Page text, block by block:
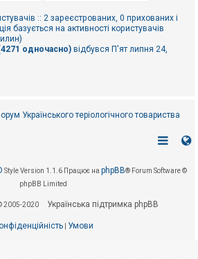
:: 2 зареєстрованих, 0 прихованих і
базується на активності користувачів
одночасно) відбувся П'ят липня 24,
Українського теріологічного товариства
Style Version 1.1.6 Працює на phpBB® Forum Software ©
phpBB Limited
2005-2020 Українська підтримка phpBB
| Умови